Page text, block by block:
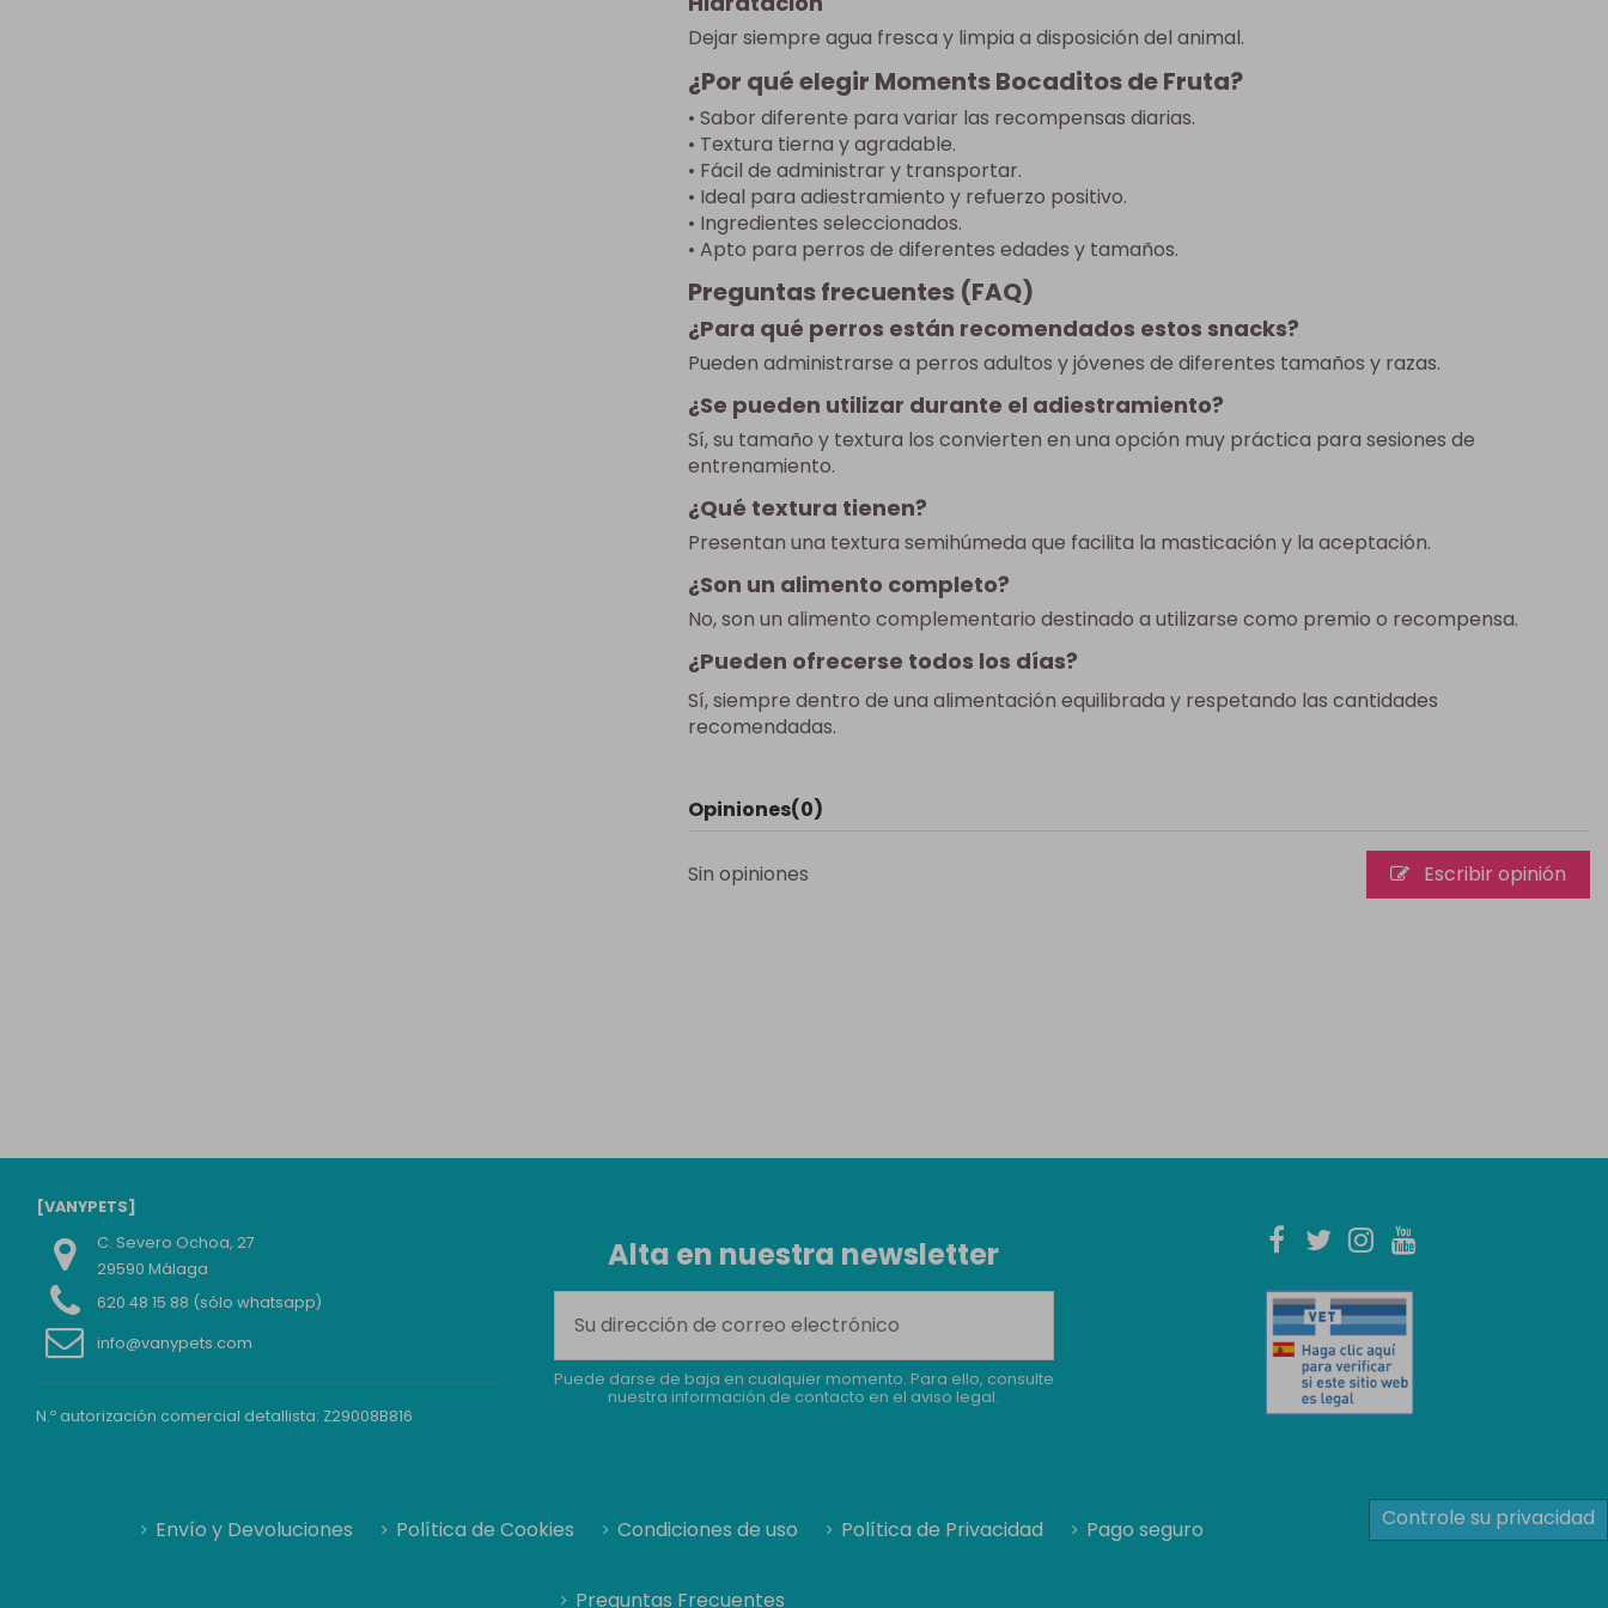
Dejar siempre agua fresca y limpia a disposición del animal.
¿Por qué elegir Moments Bocaditos de Fruta?
• Sabor diferente para variar las recompensas diarias.
• Textura tierna y agradable.
• Fácil de administrar y transportar.
• Ideal para adiestramiento y refuerzo positivo.
• Ingredientes seleccionados.
• Apto para perros de diferentes edades y tamaños.
Preguntas frecuentes (FAQ)
¿Para qué perros están recomendados estos snacks?
Pueden administrarse a perros adultos y jóvenes de diferentes tamaños y razas.
¿Se pueden utilizar durante el adiestramiento?
Sí, su tamaño y textura los convierten en una opción muy práctica para sesiones de
entrenamiento.
¿Qué textura tienen?
Presentan una textura semihúmeda que facilita la masticación y la aceptación.
¿Son un alimento completo?
No, son un alimento complementario destinado a utilizarse como premio o recompensa.
¿Pueden ofrecerse todos los días?
Sí, siempre dentro de una alimentación equilibrada y respetando las cantidades
recomendadas.
Opiniones(0)
Sin opiniones Escribir opinión
[VANYPETS]
C. Severo Ochoa, 27
29590 Málaga
620 48 15 88 (sólo whatsapp)
info@vanypets.com
N.º autorización comercial detallista: Z29008B816
Alta en nuestra newsletter
Puede darse de baja en cualquier momento. Para ello, consulte
nuestra información de contacto en el aviso legal.
Envío y Devoluciones Política de Cookies Condiciones de uso Política de Privacidad Pago seguro
Preguntas Frecuentes
Controle su privacidad